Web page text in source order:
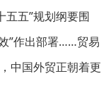
五五”规划纲要围
”作出部署……贸易
中国外贸正朝着更